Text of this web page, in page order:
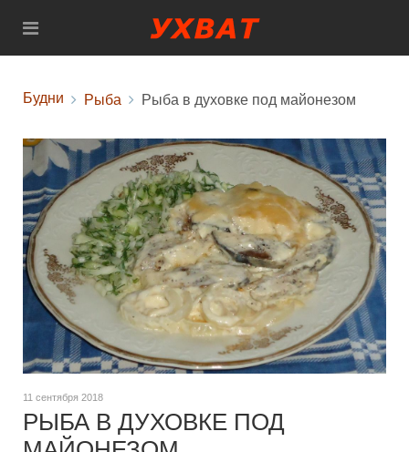
Будни Рыба Рыба в духовке под майонезом
11 сентября 2018
РЫБА В ДУХОВКЕ ПОД